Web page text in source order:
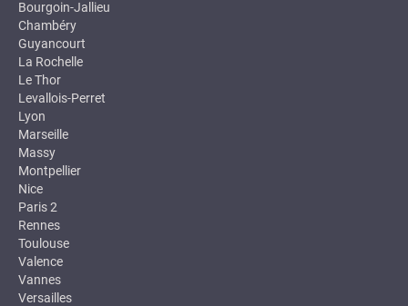
Bourgoin-Jallieu
Chambéry
Guyancourt
La Rochelle
Le Thor
Levallois-Perret
Lyon
Marseille
Massy
Montpellier
Nice
Paris 2
Rennes
Toulouse
Valence
Vannes
Versailles